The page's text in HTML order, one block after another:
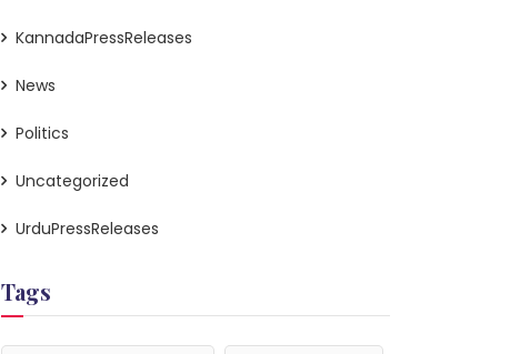
KannadaPressReleases
News
Politics
Uncategorized
UrduPressReleases
Tags